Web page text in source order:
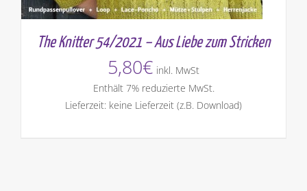
The Knitter 54/2021 – Aus Liebe zum Stricken
5,80€ inkl. MwSt
Enthält 7% reduzierte MwSt.
Lieferzeit: keine Lieferzeit (z.B. Download)